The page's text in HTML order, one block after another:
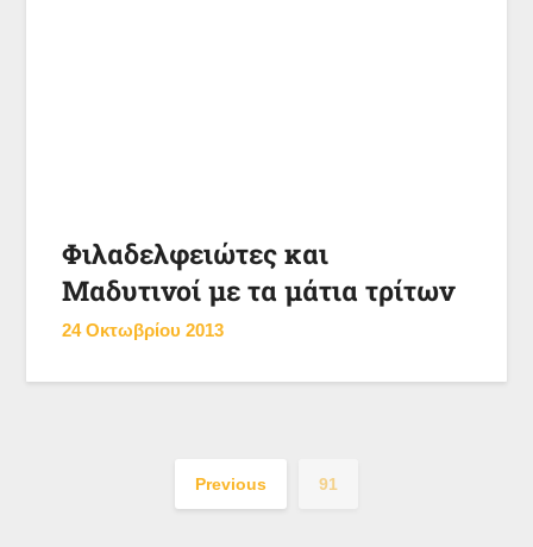
Φιλαδελφειώτες και
Μαδυτινοί με τα μάτια τρίτων
24 Οκτωβρίου 2013
Previous 91